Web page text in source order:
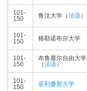
101-
150
鲁汶大学（法语）
101-
150
格勒诺布尔大学
101-
150
布鲁塞尔自由大学
（法语）
101-
150
亚利桑那大学